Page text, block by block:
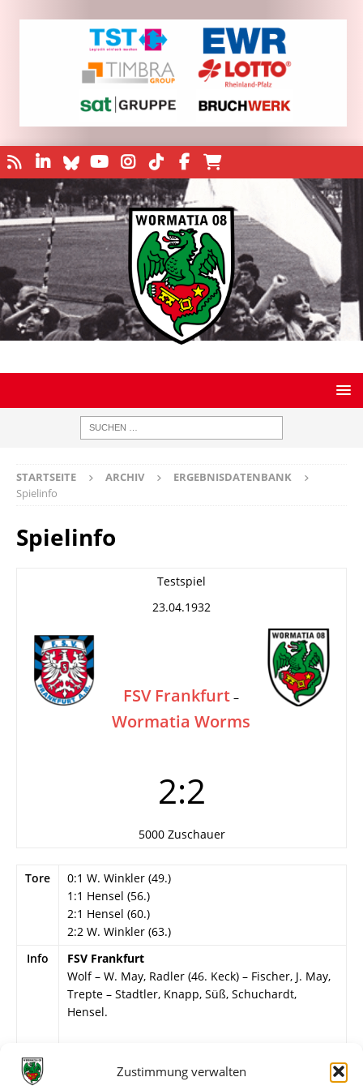
Zustimmung verwalten
STARTSEITE ARCHIV
ERGEBNISDATENBANK
Spielinfo
Spielinfo
Testspiel
23.04.1932
FSV Frankfurt –
Wormatia Worms
2:2
5000 Zuschauer
Tore
0:1 W. Winkler (49.)
1:1 Hensel (56.)
2:1 Hensel (60.)
2:2 W. Winkler (63.)
Info
FSV Frankfurt
Wolf – W. May, Radler (46. Keck) – Fischer, J. May,
Trepte – Stadtler, Knapp, Süß, Schuchardt,
Hensel.
nachgewiesen: Gispert – ?, ? – ?, F. Fries, ? – ?, W.
Winkler, Trumpfheller (46. Schäfer), L. Müller,